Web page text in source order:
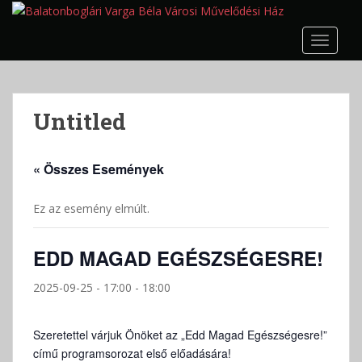
p
Untitled
« Összes Események
Ez az esemény elmúlt.
EDD MAGAD EGÉSZSÉGESRE!
2025-09-25 - 17:00 - 18:00
Szeretettel várjuk Önöket az „Edd Magad Egészségesre!”
című programsorozat első előadására!